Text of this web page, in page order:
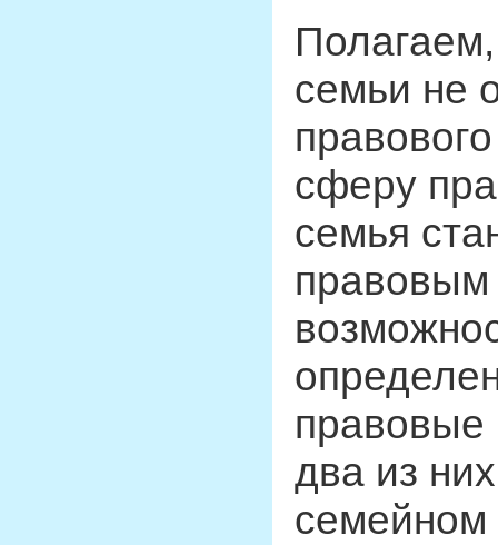
семьи не
сферу
семья
правовым
два из
семейном